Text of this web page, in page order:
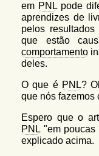
em PNL pode
aprendizes de
pelos
que estão
comportamento
deles.
O que é PNL?
que nós fazemos
Espero que o
PNL "em poucas
explicado acima.